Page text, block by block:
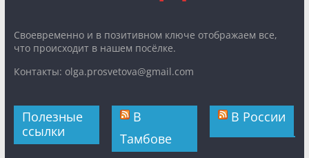
Cвоевременно и в позитивном ключе отображаем все,
что происходит в нашем посёлке.
Контакты: olga.prosvetova@gmail.com
Полезные
ссылки
В
Тамбове
В России